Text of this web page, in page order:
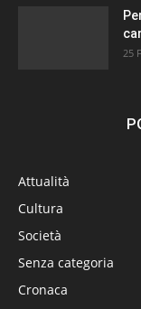
25
Attualità
Cultura
Società
Senza categoria
Cronaca